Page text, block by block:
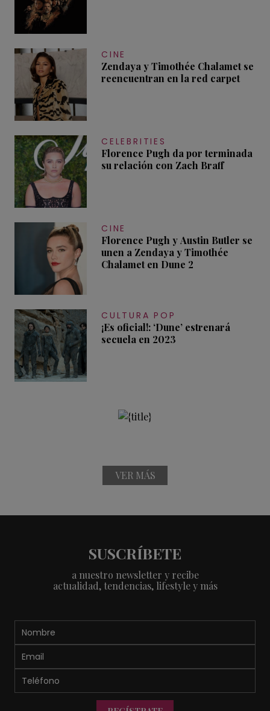
CINE
Zendaya y Timothée Chalamet se
reencuentran en la red carpet
CELEBRITIES
Florence Pugh da por terminada
su relación con Zach Braff
CINE
Florence Pugh y Austin Butler se
unen a Zendaya y Timothée
Chalamet en Dune 2
CULTURA POP
¡Es oficial!: ‘Dune’ estrenará
secuela en 2023
VER MÁS
SUSCRÍBETE
a nuestro newsletter y recibe
actualidad, tendencias, lifestyle y más